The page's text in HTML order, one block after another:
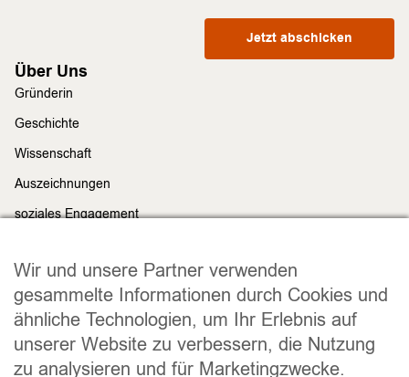
Jetzt abschicken
Über Uns
Gründerin
Geschichte
Wissenschaft
Auszeichnungen
soziales Engagement
Rechtliches
Impressum
Datenschutz
Widerrufsrecht
Wir und unsere Partner verwenden
gesammelte Informationen durch Cookies und
ähnliche Technologien, um Ihr Erlebnis auf
unserer Website zu verbessern, die Nutzung
zu analysieren und für Marketingzwecke.